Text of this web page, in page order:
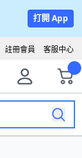
打開 App
客服中心
註冊會員